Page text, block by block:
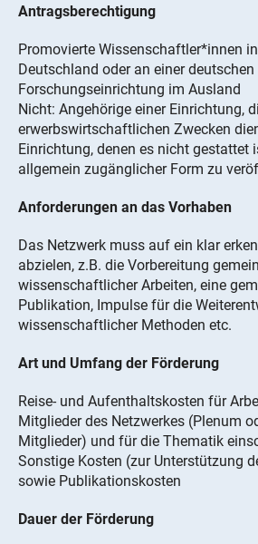
Antragsberechtigung
Promovierte Wissenschaftler*innen
Deutschland oder an einer deutschen
Forschungseinrichtung im Ausland
Nicht: Angehörige einer Einrichtung,
erwerbswirtschaftlichen Zwecken
Einrichtung, denen es nicht gestattet
allgemein zugänglicher Form zu
Anforderungen an das Vorhaben
Das Netzwerk muss auf ein klar
abzielen, z.B. die Vorbereitung
wissenschaftlicher Arbeiten, eine
Publikation, Impulse für die
wissenschaftlicher Methoden etc.
Art und Umfang der Förderung
Reise- und Aufenthaltskosten für
Mitglieder des Netzwerkes (Plenum
Mitglieder) und für die Thematik
Sonstige Kosten (zur Unterstützung
sowie Publikationskosten
Dauer der Förderung